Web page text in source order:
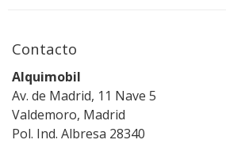
Contacto
Alquimobil
Av. de Madrid, 11 Nave 5
Valdemoro, Madrid
Pol. Ind. Albresa 28340